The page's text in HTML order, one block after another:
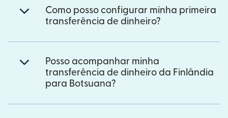
Como posso configurar minha primeira
transferência de dinheiro?
Posso acompanhar minha
transferência de dinheiro da Finlândia
para Botsuana?